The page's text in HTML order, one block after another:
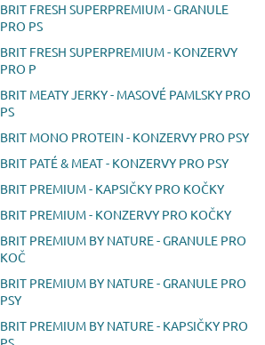
BRIT FRESH SUPERPREMIUM - GRANULE
PRO PS
BRIT FRESH SUPERPREMIUM - KONZERVY
PRO P
BRIT MEATY JERKY - MASOVÉ PAMLSKY PRO
PS
BRIT MONO PROTEIN - KONZERVY PRO PSY
BRIT PATÉ & MEAT - KONZERVY PRO PSY
BRIT PREMIUM - KAPSIČKY PRO KOČKY
BRIT PREMIUM - KONZERVY PRO KOČKY
BRIT PREMIUM BY NATURE - GRANULE PRO
KOČ
BRIT PREMIUM BY NATURE - GRANULE PRO
PSY
BRIT PREMIUM BY NATURE - KAPSIČKY PRO